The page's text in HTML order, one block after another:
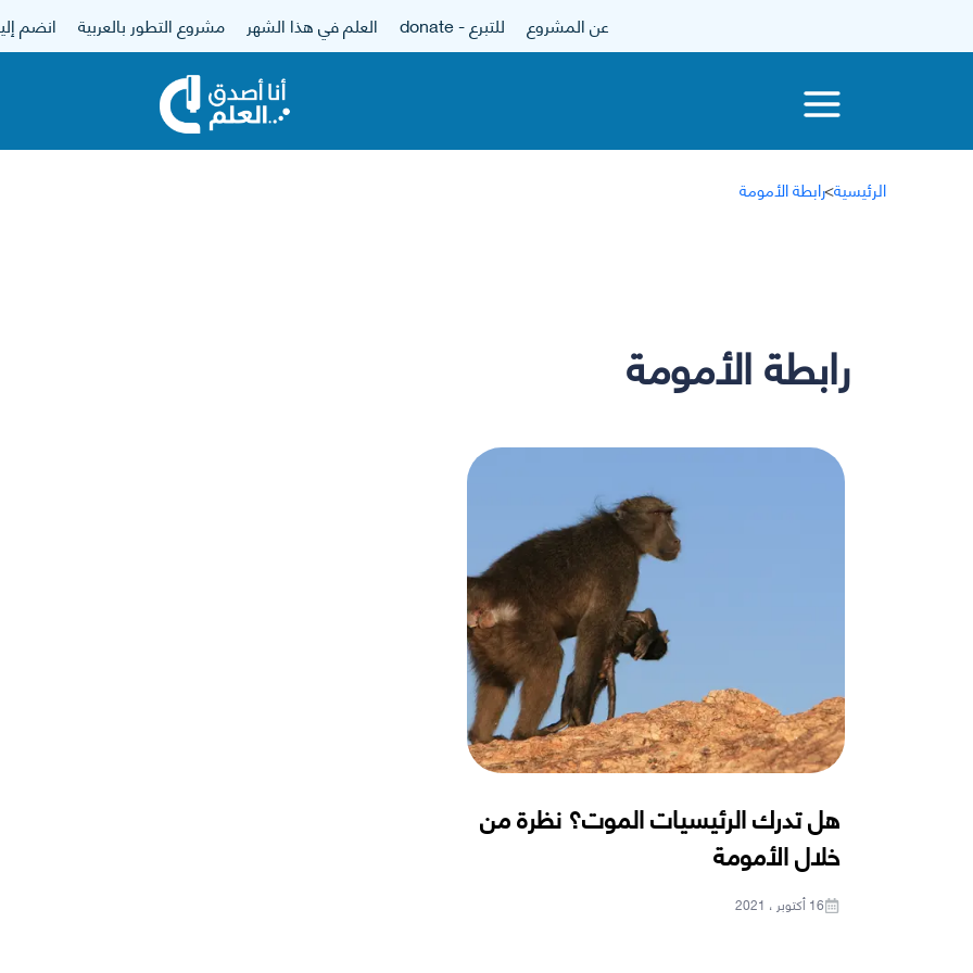
عن المشروع للتبرع - donate العلم في هذا الشهر مشروع التطور بالعربية انضم
الرئيسية>رابطة الأمومة
رابطة الأمومة
هل تدرك الرئيسيات الموت؟ نظرة من
خلال الأمومة
16 أكتوبر ، 2021